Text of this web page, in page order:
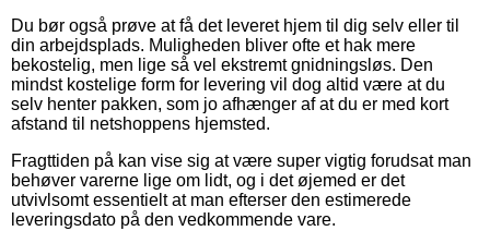
Du bør også prøve at få det leveret hjem til dig selv eller til
din arbejdsplads. Muligheden bliver ofte et hak mere
bekostelig, men lige så vel ekstremt gnidningsløs. Den
mindst kostelige form for levering vil dog altid være at du
selv henter pakken, som jo afhænger af at du er med kort
afstand til netshoppens hjemsted.
Fragttiden på kan vise sig at være super vigtig forudsat man
behøver varerne lige om lidt, og i det øjemed er det
utvivlsomt essentielt at man efterser den estimerede
leveringsdato på den vedkommende vare.